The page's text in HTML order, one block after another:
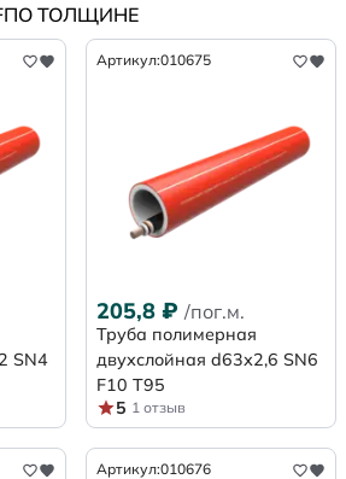
ПО ТОЛЩИНЕ
SN4
Артикул:010675
205,8 ₽ /пог.м.
Труба полимерная
двухслойная d63х2,6 SN6
F10 Т95
5 1 отзыв
Артикул:010676